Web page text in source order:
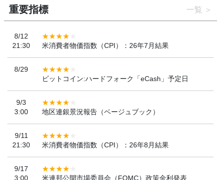
重要指標 一覧
8/12
21:30
米消費者物価指数（CPI）：26年7月結果
8/29
ビットコイン:ハードフォーク「eCash」予定日
9/3
3:00
地区連銀景況報告（ベージュブック）
9/11
21:30
米消費者物価指数（CPI）：26年8月結果
9/17
3:00
米連邦公開市場委員会（FOMC）政策金利発表